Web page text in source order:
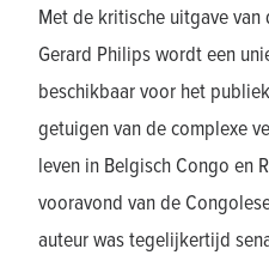
Met de kritische uitgave
Gerard Philips wordt een
beschikbaar voor het
getuigen van de complexe
leven in Belgisch Congo en
vooravond van de
auteur was tegelijkertijd